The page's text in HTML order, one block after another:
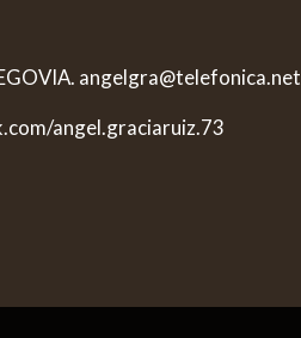
angelgra@telefonica.net
angel.graciaruiz.73